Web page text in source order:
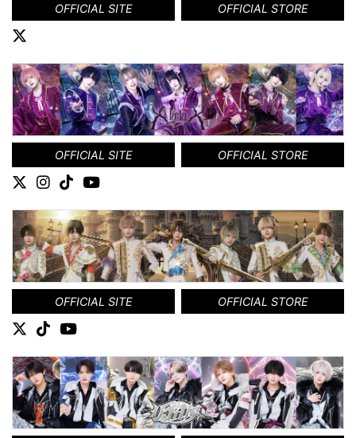
OFFICIAL SITE OFFICIAL STORE
OFFICIAL SITE OFFICIAL STORE
OFFICIAL SITE OFFICIAL STORE